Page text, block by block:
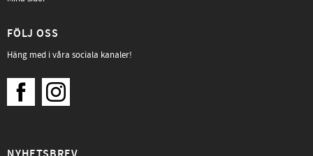
FÖLJ OSS
Häng med i våra sociala kanaler!